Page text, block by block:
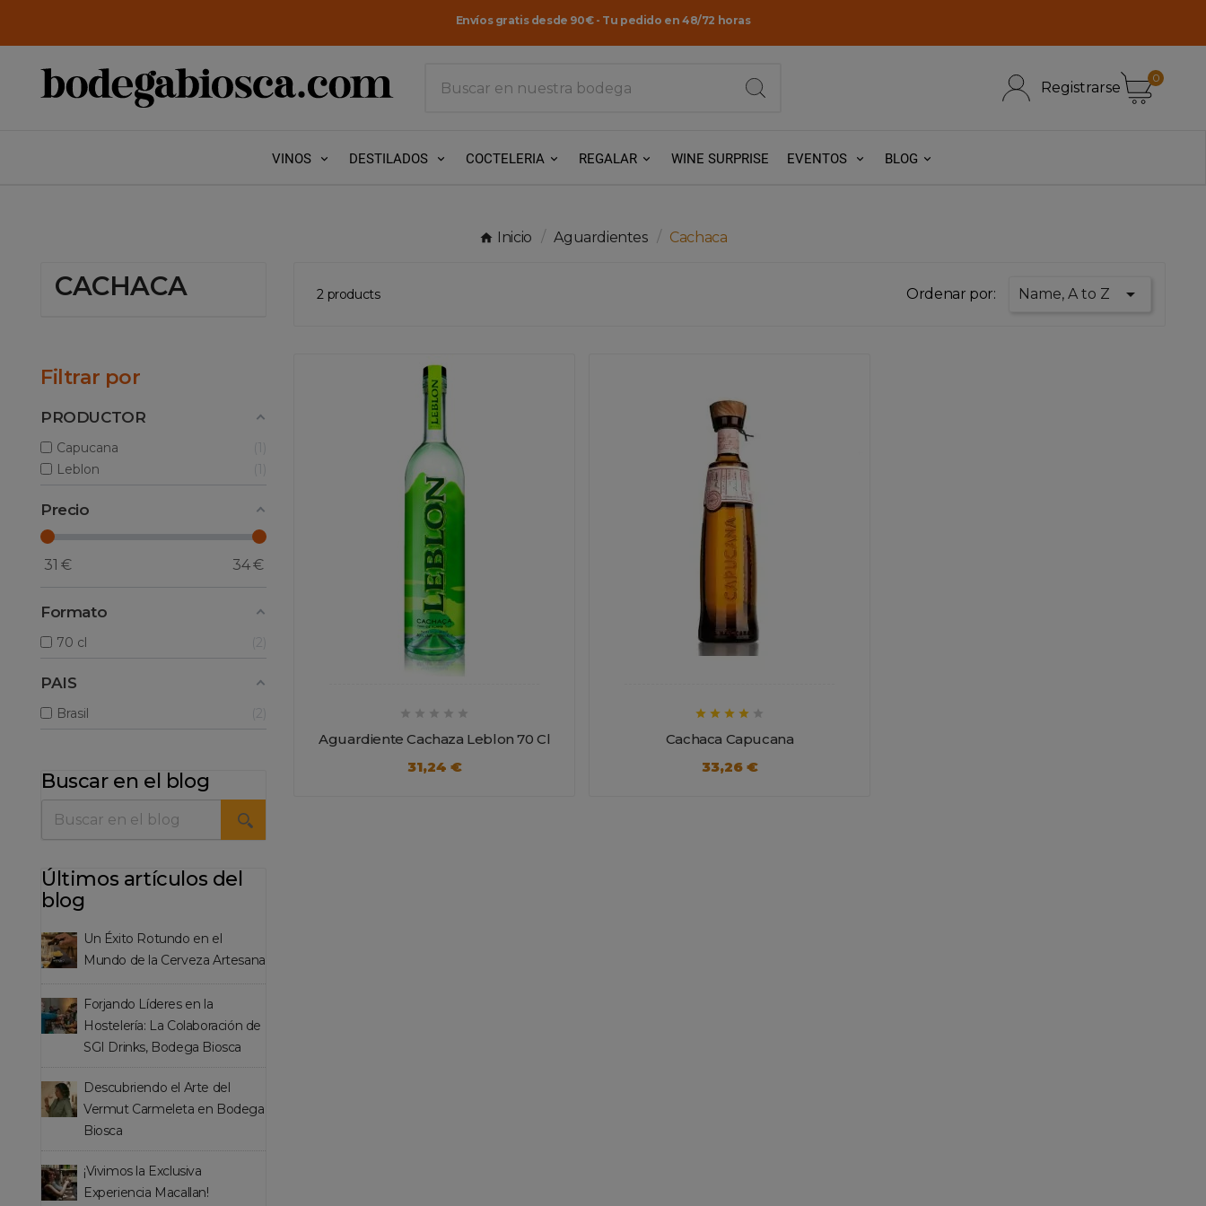
Envíos gratis desde 90€ - Tu pedido en 48/72 horas
Registrarse
0
VINOS DESTILADOS COCTELERIA REGALAR WINE SURPRISE EVENTOS BLOG
Inicio Aguardientes Cachaca
CACHACA
Filtrar por
PRODUCTOR
Capucana
Leblon
Precio
31 € 34€
Formato
70 cl
PAIS
Brasil
Buscar en el blog
Últimos artículos del
blog
Un Éxito Rotundo en el
Mundo de la Cerveza Artesana
Forjando Líderes en la
Hostelería: La Colaboración de
SGI Drinks, Bodega Biosca
Descubriendo el Arte del
Vermut Carmeleta en Bodega
Biosca
¡Vivimos la Exclusiva
Experiencia Macallan!
2 products Ordenar por: Name, A to Z 
    
Aguardiente Cachaza Leblon 70 Cl
31,24 €
    
Cachaca Capucana
33,26 €